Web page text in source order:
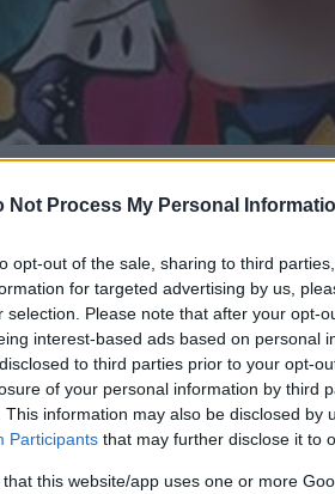
Not Process My Personal
opt-out of the sale, sharing to third
for targeted advertising by us,
selection. Please note that after your opt-
interest-based ads based on personal
to third parties prior to your opt-
of your personal information by third
This information may also be disclosed by
Participants that may further disclose it to
that this website/app uses one or more